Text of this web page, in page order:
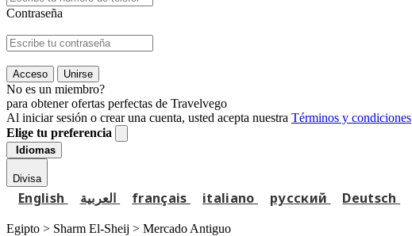
Contraseña
Acceso Unirse
No es un miembro?
para obtener ofertas perfectas de Travelvego
Al iniciar sesión o crear una cuenta, usted acepta nuestra Términos y condiciones
Elige tu preferencia
Idiomas
Divisa
English français italiano русский Deutsch
Egipto > Sharm El-Sheij > Mercado Antiguo